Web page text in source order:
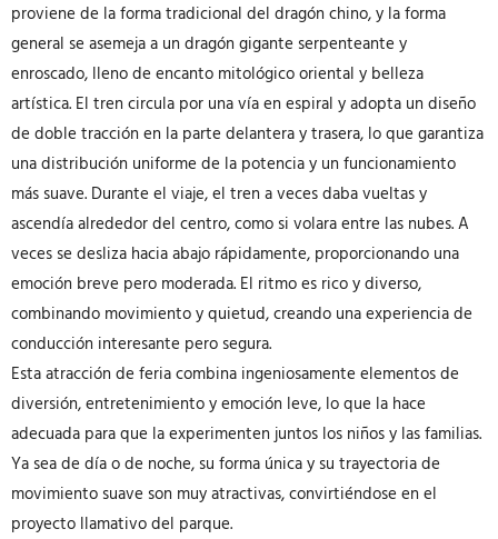
proviene de la forma tradicional del dragón chino, y la forma
general se asemeja a un dragón gigante serpenteante y
enroscado, lleno de encanto mitológico oriental y belleza
artística. El tren circula por una vía en espiral y adopta un diseño
de doble tracción en la parte delantera y trasera, lo que garantiza
una distribución uniforme de la potencia y un funcionamiento
más suave. Durante el viaje, el tren a veces daba vueltas y
ascendía alrededor del centro, como si volara entre las nubes. A
veces se desliza hacia abajo rápidamente, proporcionando una
emoción breve pero moderada. El ritmo es rico y diverso,
combinando movimiento y quietud, creando una experiencia de
conducción interesante pero segura.
Esta atracción de feria combina ingeniosamente elementos de
diversión, entretenimiento y emoción leve, lo que la hace
adecuada para que la experimenten juntos los niños y las familias.
Ya sea de día o de noche, su forma única y su trayectoria de
movimiento suave son muy atractivas, convirtiéndose en el
proyecto llamativo del parque.